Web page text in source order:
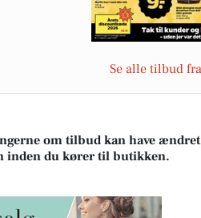
Se alle tilbud
om tilbud kan have
inden du kører til butikken.